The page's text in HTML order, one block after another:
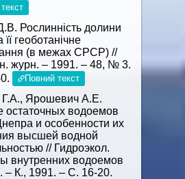
Рослинність долини
геоботанічне
(в межах СРСР) //
журн. – 1991. – 48, № 3.
Повний текст
Г.А., Ярошевич А.Е.
остаточных водоемов
и особенности их
высшей водной
// Гидроэкол.
внутренних водоемов
– К., 1991. – С. 16-20.